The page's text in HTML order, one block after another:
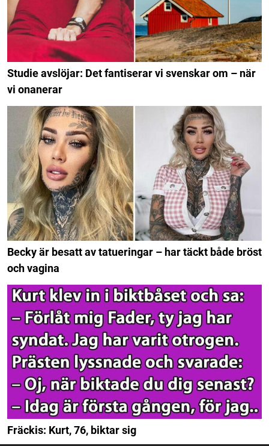
Studie avslöjar: Det fantiserar vi svenskar om – när
vi onanerar
Becky är besatt av tatueringar – har täckt både bröst
och vagina
Fräckis: Kurt, 76, biktar sig